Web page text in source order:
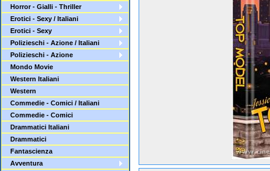
Horror - Gialli - Thriller
Erotici - Sexy / Italiani
Erotici - Sexy
Polizieschi - Azione / Italiani
Polizieschi - Azione
Mondo Movie
Western Italiani
Western
Commedie - Comici / Italiani
Commedie - Comici
Drammatici Italiani
Drammatici
Fantascienza
Avventura